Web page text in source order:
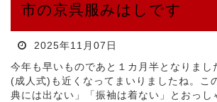
市の京呉服みはしです
2025年11月07日
今年も早いものであと１カ月半となりまし
(成人式)も近くなってまいりましたね。こ
典には出ない」「振袖は着ない」とおっし